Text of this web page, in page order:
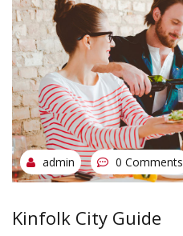
admin 0 Comments
Kinfolk City Guide